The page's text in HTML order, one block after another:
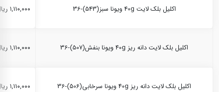
اکلیل بلک لایت 40g ویونا سبز(543)-36 ۱,۱۱۰,۰۰۰ ریال
اکلیل بلک لایت دانه ریز 40g ویونا بنفش(507)-36 ۱,۱۱۰,۰۰۰ ریال
اکلیل بلک لایت دانه ریز 40g ویونا سرخابی(506)-36 ۱,۱۱۰,۰۰۰ ریال